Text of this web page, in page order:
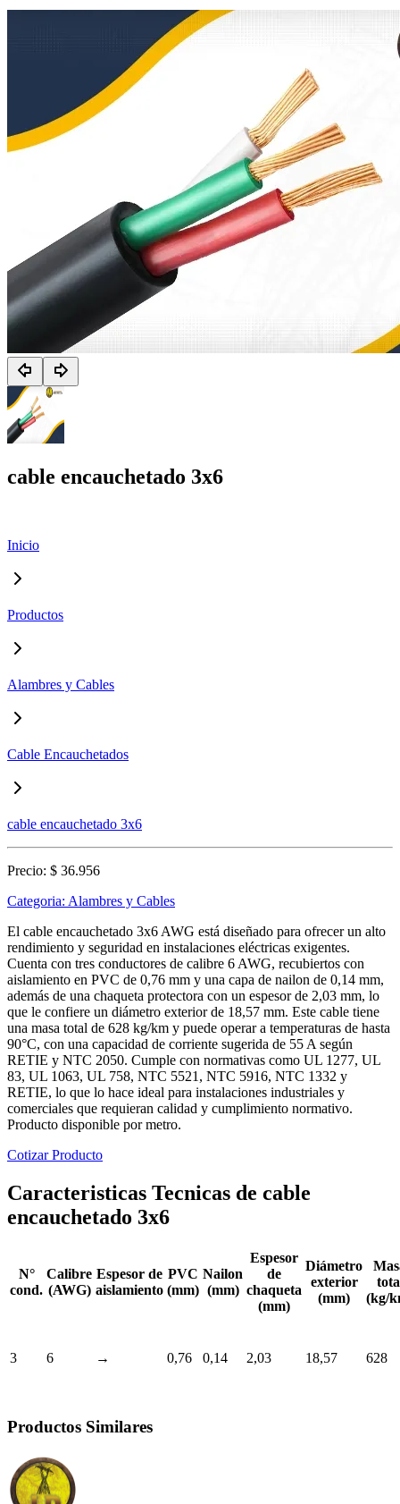
cable encauchetado 3x6
Inicio
Productos
Alambres y Cables
Cable Encauchetados
cable encauchetado 3x6
Precio: $ 36.956
Categoria: Alambres y Cables
El cable encauchetado 3x6 AWG está diseñado para ofrecer un alto
rendimiento y seguridad en instalaciones eléctricas exigentes.
Cuenta con tres conductores de calibre 6 AWG, recubiertos con
aislamiento en PVC de 0,76 mm y una capa de nailon de 0,14 mm,
además de una chaqueta protectora con un espesor de 2,03 mm, lo
que le confiere un diámetro exterior de 18,57 mm. Este cable tiene
una masa total de 628 kg/km y puede operar a temperaturas de hasta
90°C, con una capacidad de corriente sugerida de 55 A según
RETIE y NTC 2050. Cumple con normativas como UL 1277, UL
83, UL 1063, UL 758, NTC 5521, NTC 5916, NTC 1332 y
RETIE, lo que lo hace ideal para instalaciones industriales y
comerciales que requieran calidad y cumplimiento normativo.
Producto disponible por metro.
Cotizar Producto
Caracteristicas Tecnicas de cable
encauchetado 3x6
N°
cond.
Calibre
(AWG)
Espesor de
aislamiento
PVC
(mm)
Nailon
(mm)
Espesor
de
chaqueta
(mm)
Diámetro
exterior
(mm)
(kg/
3 6 → 0,76 0,14 2,03 18,57 628
Productos Similares